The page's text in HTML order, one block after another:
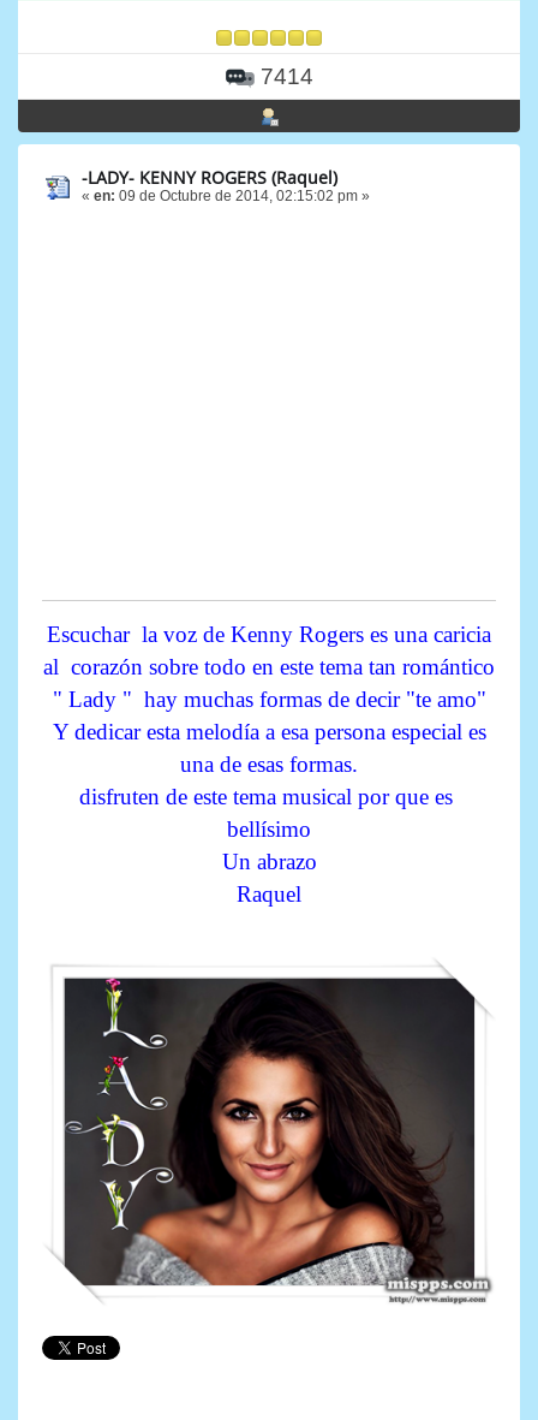
7414
-LADY- KENNY ROGERS (Raquel)
« en: 09 de Octubre de 2014, 02:15:02 pm »
Escuchar la voz de Kenny Rogers es una caricia
al corazón sobre todo en este tema tan romántico
" Lady " hay muchas formas de decir "te amo"
Y dedicar esta melodía a esa persona especial es
una de esas formas.
disfruten de este tema musical por que es
bellísimo
Un abrazo
Raquel